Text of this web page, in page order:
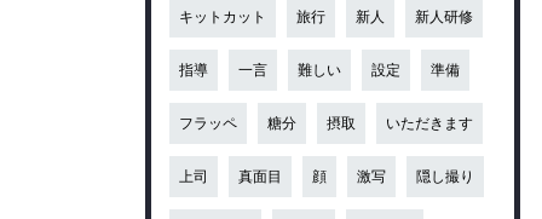
キットカット 旅行 新人 新人研修
指導 一言 難しい 設定 準備
フラッペ 糖分 摂取 いただきます
上司 真面目 顔 激写 隠し撮り